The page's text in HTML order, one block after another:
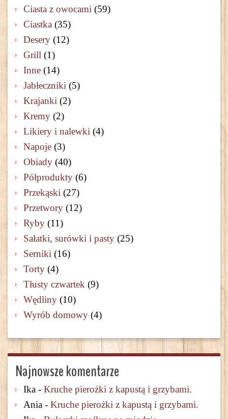
Ciasta z owocami (59)
Ciastka (35)
Desery (12)
Grill (1)
Inne (14)
Jabłeczniki (5)
Krajanki (2)
Kremy (2)
Likiery i nalewki (4)
Napoje (3)
Obiady (40)
Półprodukty (6)
Przekąski (27)
Przetwory (12)
Ryby (11)
Sałatki, surówki i pasty (25)
Serniki (16)
Torty (4)
Tłusty czwartek (9)
Wędliny (10)
Wyrób domowy (4)
Najnowsze komentarze
Ika - Kruche pierożki z kapustą i grzybami.
Ania - Kruche pierożki z kapustą i grzybami.